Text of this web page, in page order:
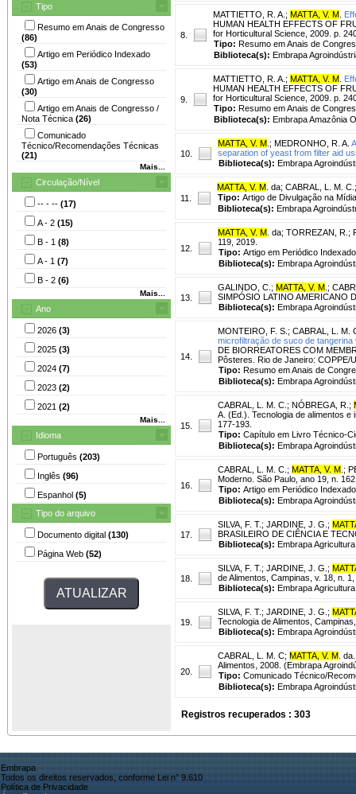
Tipo
Resumo em Anais de Congresso
(86)
Artigo em Periódico Indexado
(53)
Artigo em Anais de Congresso
(30)
Artigo em Anais de Congresso /
Nota Técnica (26)
Comunicado
Técnico/Recomendações Técnicas
(21)
Mais...
Circulação/Nível
-- - -- (17)
A - 2 (15)
B - 1 (8)
A - 1 (7)
B - 2 (6)
Mais...
Ano
2026 (3)
2025 (3)
2024 (7)
2023 (2)
2021 (2)
Mais...
Idioma
Português (203)
Inglês (96)
Espanhol (5)
Tipo do arquivo
Documento digital (130)
Página Web (52)
8.
MATTIETTO, R. A. ; MATTA, V. M
HUMAN HEALTH EFFECTS OF
for Horticultural Science, 2009. p.
Tipo: Resumo em Anais de
Biblioteca(s): Embrapa
9.
MATTIETTO, R. A. ; MATTA, V. M
HUMAN HEALTH EFFECTS OF
for Horticultural Science, 2009. p.
Tipo: Resumo em Anais de
Biblioteca(s): Embrapa Amazônia
10.
MATTA, V. M ; MEDRONHO, R. A.
separation of yeast from filter aid
Biblioteca(s): Embrapa
11.
MATTA, V. M . da; CABRAL, L. M. C.
Tipo: Artigo de Divulgação na Mídia
Biblioteca(s): Embrapa
12.
MATTA, V. M . da; TORREZAN, R. ;
119, 2019.
Tipo: Artigo em Periódico Indexado
Biblioteca(s): Embrapa
13.
GALINDO, C. ; MATTA, V. M ;
SIMPÓSIO LATINO AMERICANO
Biblioteca(s): Embrapa
14.
MONTEIRO, F. S. ; CABRAL, L. M.
microfiltração de suco de tangerina
DE BIORREATORES COM
Pôsteres. Rio de Janeiro: COPPE/
Tipo: Resumo em Anais de
Biblioteca(s): Embrapa
15.
CABRAL, L. M. C. ; NÓBREGA, R. ;
A. (Ed.). Tecnologia de alimentos
177-193.
Tipo: Capítulo em Livro Técnico-
Biblioteca(s): Embrapa
16.
CABRAL, L. M. C. ; MATTA, V. M ;
Moderno. São Paulo, ano 19, n.
Tipo: Artigo em Periódico Indexado
Biblioteca(s): Embrapa
17.
SILVA, F. T. ; JARDINE, J. G. ;
BRASILEIRO DE CIÊNCIA E
Biblioteca(s): Embrapa
18.
SILVA, F. T. ; JARDINE, J. G. ;
de Alimentos, Campinas, v. 18, n.
Biblioteca(s): Embrapa
19.
SILVA, F. T. ; JARDINE, J. G. ;
Tecnologia de Alimentos,
Biblioteca(s): Embrapa
20.
CABRAL, L. M. C; MATTA, V. M . da.
Alimentos, 2008. (Embrapa
Tipo: Comunicado Técnico/
Biblioteca(s): Embrapa
Registros recuperados : 303
Embrapa
Todos os direitos reservados, conforme Lei n° 9.610
Política de Privacidade